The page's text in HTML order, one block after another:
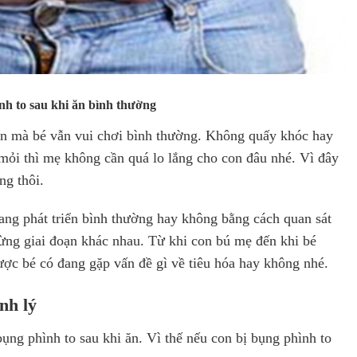
to sau khi ăn bình thường
mà bé vẫn vui chơi bình thường. Không quấy khóc hay
thì mẹ không cần quá lo lắng cho con đâu nhé. Vì đây
thôi.
phát triển bình thường hay không bằng cách quan sát
giai đoạn khác nhau. Từ khi con bú mẹ đến khi bé
bé có đang gặp vấn đề gì về tiêu hóa hay không nhé.
lý
phình to sau khi ăn. Vì thế nếu con bị bụng phình to